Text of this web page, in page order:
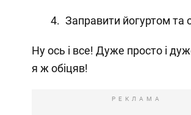
Заправити йогуртом та
Ну ось і все! Дуже просто і
я ж обіцяв!
РЕКЛАМА